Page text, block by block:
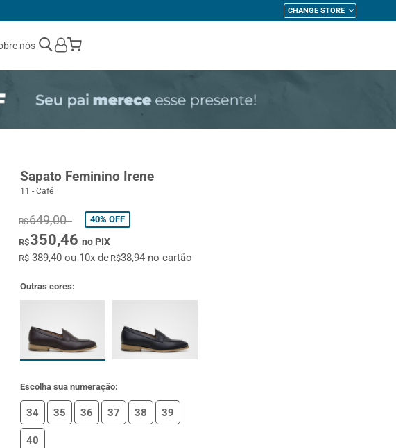
CHANGE STORE
nós
My Cart
Sapato Feminino Irene
11 - Café
R$649,00 40% OFF
R$350,46no PIX
R$ 389,40 ou 10x deR$38,94 no cartão
Outras cores:
Escolha sua numeração:
34 35 36 37 38 39
40